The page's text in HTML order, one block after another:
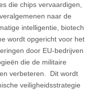
die chips vervaardigen,
naar de
intelligentie, biotech
wordt opgericht voor het
door EU-bedrijven
die de militaire
verbeteren. Dit wordt
veiligheidsstrategie